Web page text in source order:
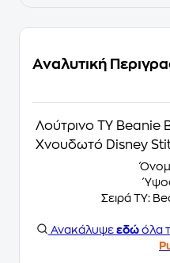
Αναλυτική
Λούτρινο TY Beanie
Χνουδωτό Disney
Σειρά TY:
Ανακάλυψε εδώόλα